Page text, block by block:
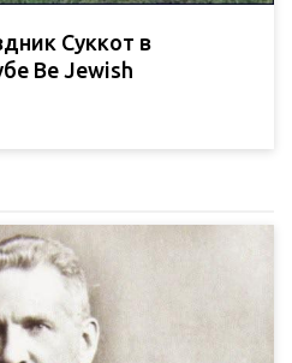
Суккот в
Be Jewish